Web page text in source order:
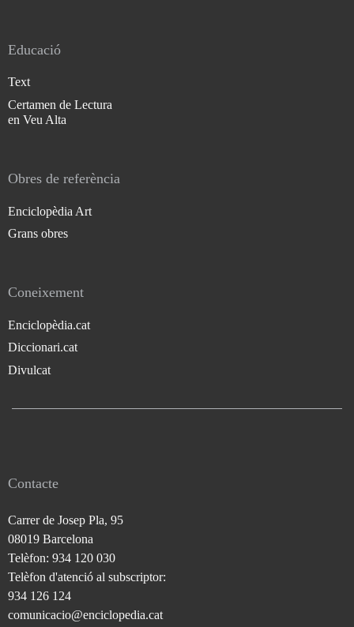
Educació
Text
Certamen de Lectura
en Veu Alta
Obres de referència
Enciclopèdia Art
Grans obres
Coneixement
Enciclopèdia.cat
Diccionari.cat
Divulcat
Contacte
Carrer de Josep Pla, 95
08019 Barcelona
Telèfon: 934 120 030
Telèfon d'atenció al subscriptor:
934 126 124
comunicacio@enciclopedia.cat